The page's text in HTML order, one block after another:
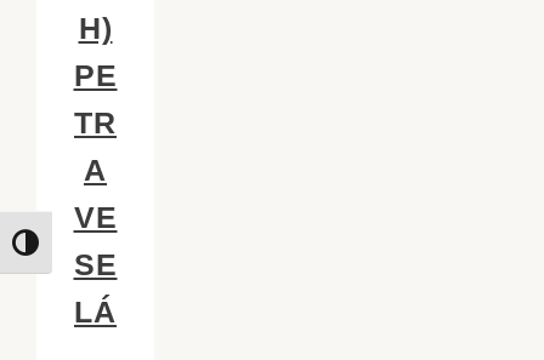
Toggle High Contrast
H)
PE
TR
A
VE
SE
LÁ